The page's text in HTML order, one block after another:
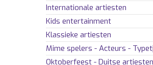
Internationale artiesten
Kids entertainment
Klassieke artiesten
Mime spelers - Acteurs -
Oktoberfeest - Duitse artiesten